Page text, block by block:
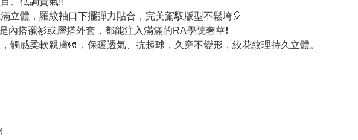
立體，羅紋袖口下擺彈力貼合，完美駕馭版型不鬆垮🎈
內搭襯衫或層搭外套，都能注入滿滿的RA學院奢華❗️
觸感柔軟親膚🤲，保暖透氣、抗起球，久穿不變形，絞花紋理持久立體。